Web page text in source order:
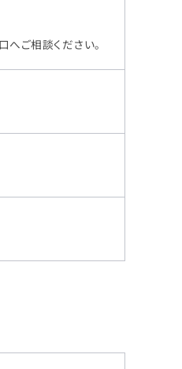
ご相談ください。